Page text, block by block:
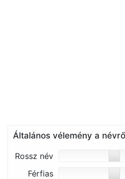
Általános vélemény a
Rossz név
Férfias